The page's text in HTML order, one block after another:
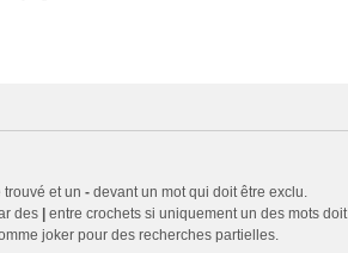
et un - devant un mot qui doit être exclu.
des
entre crochets si uniquement un des mots doit
joker pour des recherches partielles.